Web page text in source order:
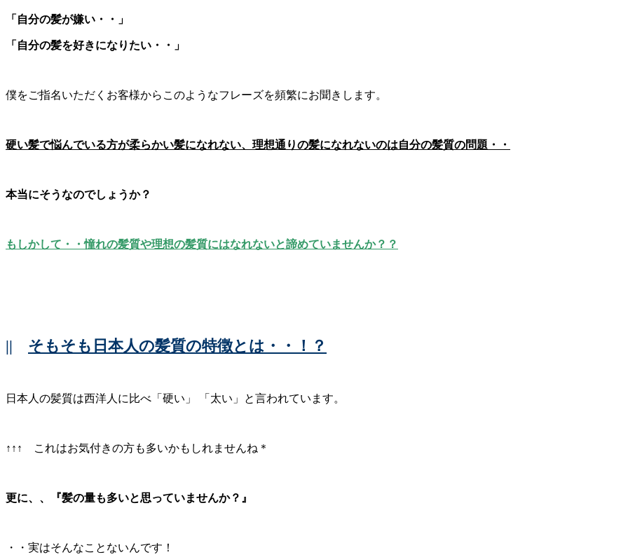
「自分の髪が嫌い・・」
「自分の髪を好きになりたい・・」
僕をご指名いただくお客様からこのようなフレーズを頻繁にお聞きします。
硬い髪で悩んでいる方が柔らかい髪になれない、理想通りの髪になれないのは自分の髪質の問題・・
本当にそうなのでしょうか？
もしかして・・憧れの髪質や理想の髪質にはなれないと諦めていませんか？？
|| そもそも日本人の髪質の特徴とは・・！？
日本人の髪質は西洋人に比べ「硬い」 「太い」と言われています。
↑↑↑ これはお気付きの方も多いかもしれませんね＊
更に、、『髪の量も多いと思っていませんか？』
・・実はそんなことないんです！